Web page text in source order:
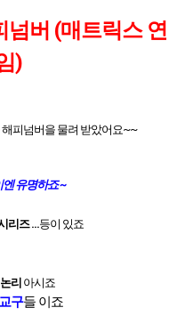
넘버 (매트릭스 연
)
피넘버을 물려 받았어요~~
유명하죠 ~
리즈 ...등이 있죠
리 아시죠
구들 이죠